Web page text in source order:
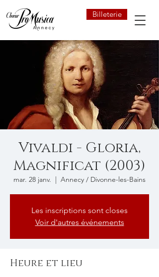
Billeterie
Vivaldi - Gloria,
Magnificat (2003)
mar. 28 janv.
  |
Annecy / Divonne-les-Bains
Les inscriptions sont closes
Voir d'autres événements
Heure et lieu